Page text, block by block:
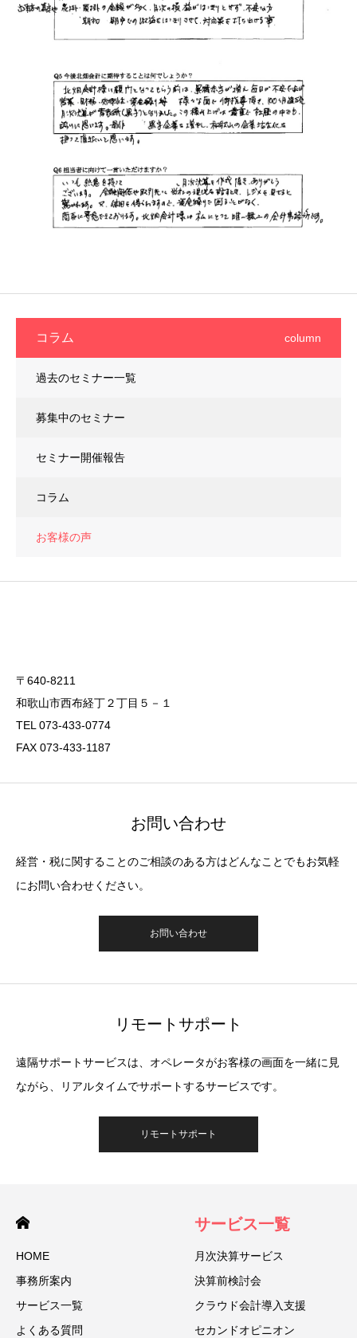
コラム column
過去のセミナー一覧
募集中のセミナー
セミナー開催報告
コラム
お客様の声
〒640-8211
和歌山市西布経丁２丁目５－１
TEL 073-433-0774
FAX 073-433-1187
お問い合わせ
経営・税に関することのご相談のある方はどんなことでもお気軽
にお問い合わせください。
お問い合わせ
リモートサポート
遠隔サポートサービスは、オペレータがお客様の画面を一緒に見
ながら、リアルタイムでサポートするサービスです。
リモートサポート
HOME
事務所案内
サービス一覧
よくある質問
サービス一覧
月次決算サービス
決算前検討会
クラウド会計導入支援
セカンドオピニオン